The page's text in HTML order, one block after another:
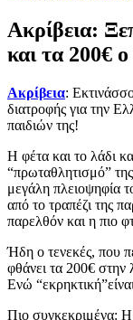
Ακρίβεια:
και τα 200€ ο
Ακρίβεια:
διατροφής για την
παιδιών της!
Η φέτα και το λάδι
“πρωταθλητισμό”
μεγάλη πλειοψηφία
από το τραπέζι της
παρελθόν και η πιο
Ήδη ο τενεκές, που
φθάνει τα 200€ στην
Ενώ
Πιο συγκεκριμένα: